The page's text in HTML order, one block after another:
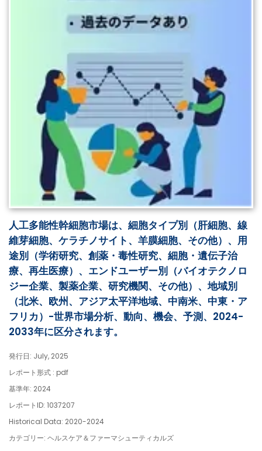
人工多能性幹細胞市場は、細胞タイプ別（肝細胞、線
維芽細胞、ケラチノサイト、羊膜細胞、その他）、用
途別（学術研究、創薬・毒性研究、細胞・遺伝子治
療、再生医療）、エンドユーザー別（バイオテクノロ
ジー企業、製薬企業、研究機関、その他）、地域別
（北米、欧州、アジア太平洋地域、中南米、中東・ア
フリカ）-世界市場分析、動向、機会、予測、2024-
2033年に区分されます。
発行日: July, 2025
レポート形式 : pdf
基準年: 2024
レポートID: 1037207
Historical Data: 2020-2024
カテゴリー: ヘルスケア＆ファーマシューティカルズ